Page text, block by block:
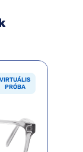
VIRTUÁLIS
PRÓBA